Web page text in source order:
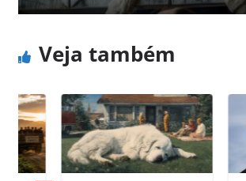
Veja também